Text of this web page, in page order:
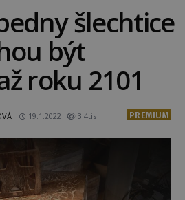
šlechtice
být
roku 2101
19.1.2022 3.4tis PREMIUM